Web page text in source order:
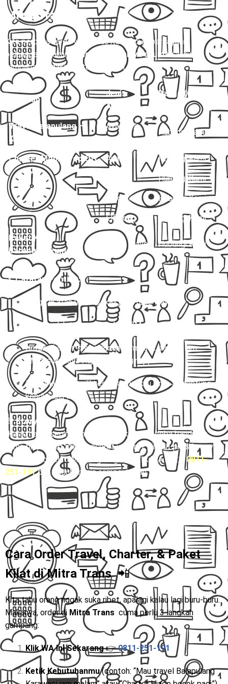
Mitra Trans
💰
Kita percaya harga yang jelas itu kunci kepercayaan
pelanggan. Makanya,
nggak ada biaya silumanatau
tambahan dadakan di tengah jalan.
Layanan
Jenis
Armada
Harga (One
Travel Balapulang –
Karawaci
Avanza /
Innova
Hubungi Kami
Charter Mobil Drop Off Avanza Hubungi Kami
Hubungi Kami
Hiace Hubungi Kami
Elf Long Hubungi Kami
Paket Kilat
Barang/Dokumen
Mobil Travel Hubungi Kami
📌Catatan Penting:
Harga di atas untuk sekali jalan (one way).
Biaya sudah termasuk tol & BBM.
Untuk charter, driver sudah termasuk, tapi belum
termasuk biaya inap (jika menginap).
Paket kilat memiliki estimasi waktu kirim tergantung
kondisi lalu lintas.
💬Story:
“Kalau harga segini kamu masih mikir-mikir, coba bandingin
sama biaya ribet naik transport umum + pindah-pindah + nyari
ojek + risiko telat. Mending langsung klik WA ini 👉
0811-
251-191dan duduk manis sampai tujuan.”
Cara Order Travel, Charter, & Paket
Kilat diMitra Trans📲
Kita tahu orang nggak suka ribet, apalagi kalau lagi buru-buru.
Makanya, order di Mitra Trans cuma perlu 3 langkah
gampang:
Klik WA Ini Sekarang👉0811-251-191
Ketik Kebutuhanmu(contoh: “Mau travel Balapulang